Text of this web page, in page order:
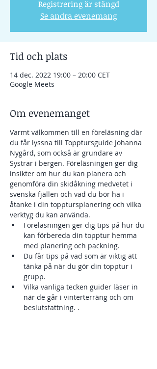
Registrering är stängd
Se andra evenemang
Tid och plats
14 dec. 2022 19:00 – 20:00 CET
Google Meets
Om evenemanget
Varmt välkommen till en föreläsning där
du får lyssna till Topptursguide Johanna
Nygård, som också är grundare av
Systrar i bergen. Föreläsningen ger dig
insikter om hur du kan planera och
genomföra din skidåkning medvetet i
svenska fjällen och vad du bör ha i
åtanke i din topptursplanering och vilka
verktyg du kan använda.
Föreläsningen ger dig tips på hur du
kan förbereda din topptur hemma
med planering och packning.
Du får tips på vad som är viktig att
tänka på när du gör din topptur i
grupp.
Vilka vanliga tecken guider läser in
när de går i vinterterräng och om
beslutsfattning. .